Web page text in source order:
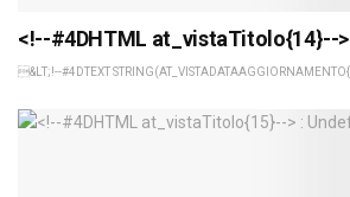
<!--#4DHTML at_vistaTitolo{14}--
&LT;!--#4DTEXT